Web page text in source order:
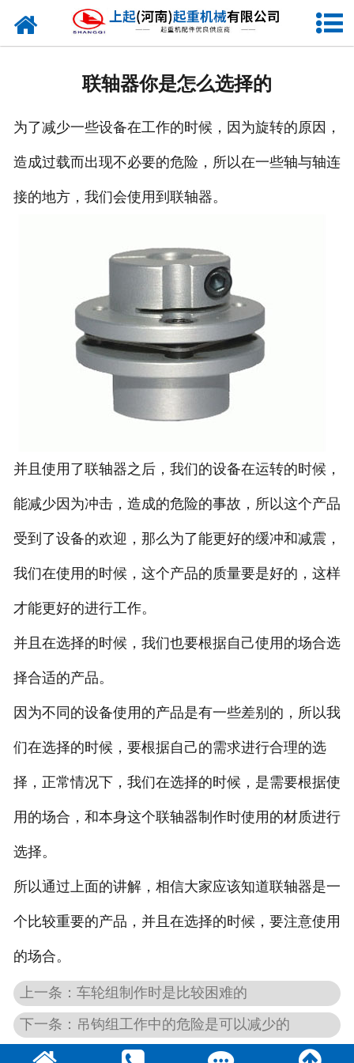
网站首页
合作客户
联系我们
联轴器你是怎么选择的
为了减少一些设备在工作的时候，因为旋转的原因，
造成过载而出现不必要的危险，所以在一些轴与轴连
接的地方，我们会使用到联轴器。
并且使用了联轴器之后，我们的设备在运转的时候，
能减少因为冲击，造成的危险的事故，所以这个产品
受到了设备的欢迎，那么为了能更好的缓冲和减震，
我们在使用的时候，这个产品的质量要是好的，这样
才能更好的进行工作。
并且在选择的时候，我们也要根据自己使用的场合选
择合适的产品。
因为不同的设备使用的产品是有一些差别的，所以我
们在选择的时候，要根据自己的需求进行合理的选
择，正常情况下，我们在选择的时候，是需要根据使
用的场合，和本身这个联轴器制作时使用的材质进行
选择。
所以通过上面的讲解，相信大家应该知道联轴器是一
个比较重要的产品，并且在选择的时候，要注意使用
的场合。
上一条：车轮组制作时是比较困难的
下一条：吊钩组工作中的危险是可以减少的